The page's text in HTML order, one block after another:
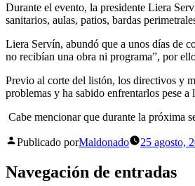
Durante el evento, la presidente Liera
sanitarios, aulas, patios, bardas
Liera Servín, abundó que a unos días de
no recibían una obra ni programa”, por
Previo al corte del listón, los directivos y
problemas y ha sabido enfrentarlos pese
Cabe mencionar que durante la próxima
Publicado porMaldonado 25 agosto,
Navegación de entradas